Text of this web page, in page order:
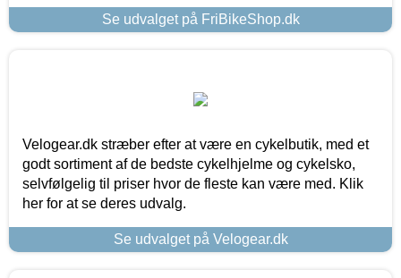
Se udvalget på FriBikeShop.dk
Velogear.dk stræber efter at være en cykelbutik, med et
godt sortiment af de bedste cykelhjelme og cykelsko,
selvfølgelig til priser hvor de fleste kan være med. Klik
her for at se deres udvalg.
Se udvalget på Velogear.dk